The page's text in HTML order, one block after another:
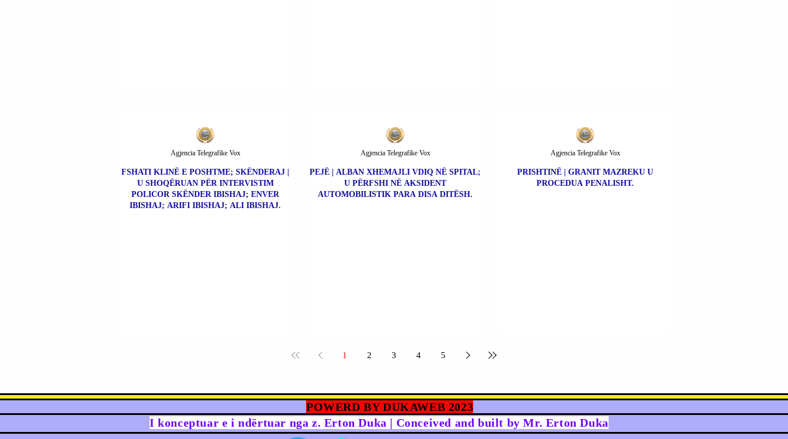
FSHATI KLINË E POSHTME; SKËNDERAJ |
U SHOQËRUAN PËR INTERVISTIM
POLICOR SKËNDER IBISHAJ; ENVER
IBISHAJ; ARIFI IBISHAJ; ALI IBISHAJ.
Agjencia Telegrafike Vox
PEJË | ALBAN XHEMAJLI VDIQ NË SPITAL;
U PËRFSHI NË AKSIDENT
AUTOMOBILISTIK PARA DISA DITËSH.
Agjencia Telegrafike Vox
PRISHTINË | GRANIT MAZREKU U
PROCEDUA PENALISHT.
Agjencia Telegrafike Vox
1 2 3 4 5
POWERD BY DUKAWEB 2023
I konceptuar e i ndërtuar nga z. Erton Duka | Conceived and built by Mr. Erton Duka